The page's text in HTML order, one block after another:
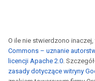
O ile nie stwierdzono
Commons – uznanie
licencji Apache 2.0.
zasady dotyczące witryny